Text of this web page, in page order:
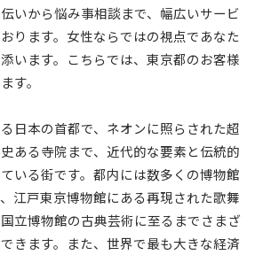
いから悩み事相談まで、幅広いサービ
ります。女性ならではの視点であなた
います。こちらでは、東京都のお客様
す。
日本の首都で、ネオンに照らされた超
ある寺院まで、近代的な要素と伝統的
いる街です。都内には数多くの博物館
江戸東京博物館にある再現された歌舞
立博物館の古典芸術に至るまでさまざ
きます。また、世界で最も大きな経済